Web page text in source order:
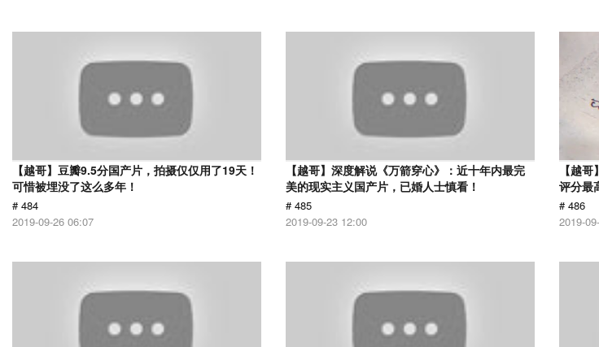
【越哥】豆瓣9.5分国产片，拍摄仅仅用了19天！
可惜被埋没了这么多年！
# 484
2019-09-26 06:07
【越哥】深度解说《万箭穿心》：近十年内最完
美的现实主义国产片，已婚人士慎看！
# 485
2019-09-23 12:00
【越
评分最
# 486
2019-